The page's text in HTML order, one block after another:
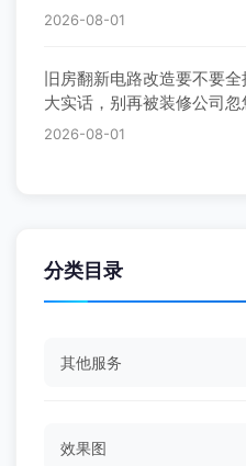
2026-08-01
旧房翻新电路改造要不要
大实话，别再被装修公司
2026-08-01
分类目录
其他服务
效果图